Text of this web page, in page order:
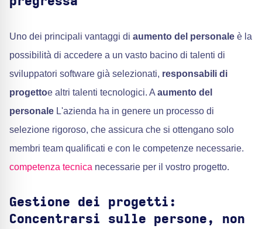
Uno dei principali vantaggi di aumento del personale è la
possibilità di accedere a un vasto bacino di talenti di
sviluppatori software già selezionati, responsabili di
progettoe altri talenti tecnologici. A aumento del
personale L'azienda ha in genere un processo di
selezione rigoroso, che assicura che si ottengano solo
membri team qualificati e con le competenze necessarie.
competenza tecnica necessarie per il vostro progetto.
Gestione dei progetti:
Concentrarsi sulle persone, non